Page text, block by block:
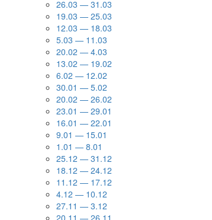
26.03 — 31.03
19.03 — 25.03
12.03 — 18.03
5.03 — 11.03
20.02 — 4.03
13.02 — 19.02
6.02 — 12.02
30.01 — 5.02
20.02 — 26.02
23.01 — 29.01
16.01 — 22.01
9.01 — 15.01
1.01 — 8.01
25.12 — 31.12
18.12 — 24.12
11.12 — 17.12
4.12 — 10.12
27.11 — 3.12